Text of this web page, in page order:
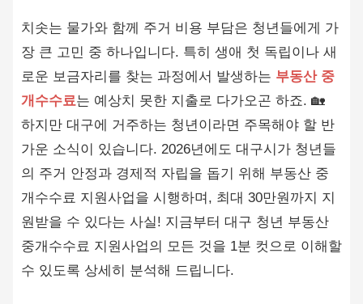
치솟는 물가와 함께 주거 비용 부담은 청년들에게 가
장 큰 고민 중 하나입니다. 특히 생애 첫 독립이나 새
로운 보금자리를 찾는 과정에서 발생하는 부동산 중
개수수료는 예상치 못한 지출로 다가오곤 하죠. 🏡
하지만 대구에 거주하는 청년이라면 주목해야 할 반
가운 소식이 있습니다. 2026년에도 대구시가 청년들
의 주거 안정과 경제적 자립을 돕기 위해 부동산 중
개수수료 지원사업을 시행하며, 최대 30만원까지 지
원받을 수 있다는 사실! 지금부터 대구 청년 부동산
중개수수료 지원사업의 모든 것을 1분 컷으로 이해할
수 있도록 상세히 분석해 드립니다.